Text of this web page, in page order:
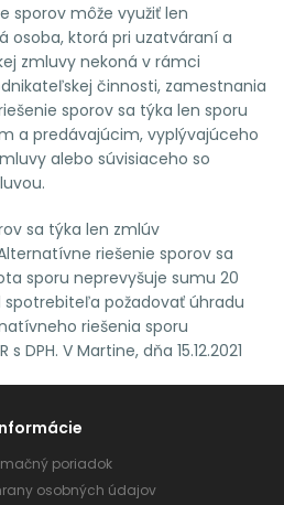
sporov môže využiť len
osoba, ktorá pri uzatváraní a
zmluvy nekoná v rámci
činnosti, zamestnania
sporov sa týka len sporu
a predávajúcim, vyplývajúceho
alebo súvisiaceho so
sa týka len zmlúv
riešenie sporov sa
sporu neprevyšuje sumu 20
spotrebiteľa požadovať úhradu
riešenia sporu
DPH. V Martine, dňa 15.12.2021
poriadok
osobných údajov